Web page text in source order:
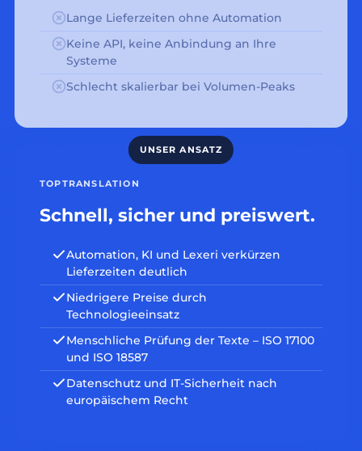
Lange Lieferzeiten ohne Automation
Keine API, keine Anbindung an Ihre
Systeme
Schlecht skalierbar bei Volumen-Peaks
TOPTRANSLATION
Schnell, sicher und preiswert.
Automation, KI und Lexeri verkürzen
Lieferzeiten deutlich
Niedrigere Preise durch
Technologieeinsatz
Menschliche Prüfung der Texte – ISO 17100
und ISO 18587
Datenschutz und IT-Sicherheit nach
europäischem Recht